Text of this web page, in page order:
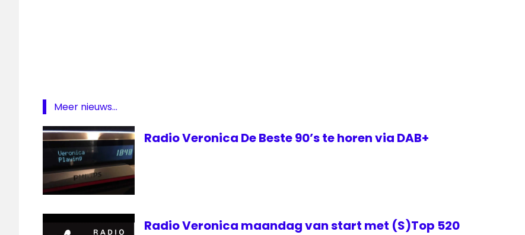
veronica
Stenders
Sander Hoogendoorn
Meer nieuws...
Radio Veronica De Beste 90’s te horen via DAB+
Radio Veronica maandag van start met (S)Top 520